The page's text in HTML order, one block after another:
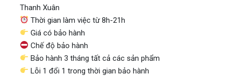
Thanh Xuân
Thời gian làm việc từ 8h-21h
Giá có bảo hành
Chế độ bảo hành
Bảo hành 3 tháng tất cả các sản phẩm
Lỗi 1 đổi 1 trong thời gian bảo hành